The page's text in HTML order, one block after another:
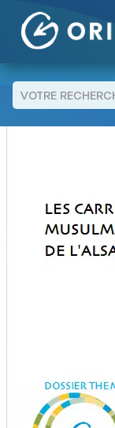
Aller au contenu
publications
spécificité de
Panneau de